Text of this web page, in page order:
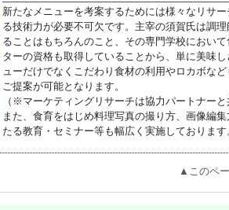
新たなメニューを考案するためには様々なリサ
る技術力が必要不可欠です。主宰の須賀氏は調
ることはもちろんのこと、その専門学校におい
ターの資格も取得していることから、単に美味し
ューだけでなくこだわり食材の利用やロカボな
ご提案が可能となります。
（※マーケティングリサーチは協力パートナーと
また、食育をはじめ料理写真の撮り方、画像編
たる教育・セミナー等も幅広く実施しております
▲このペ